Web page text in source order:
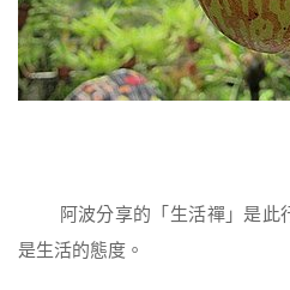
阿波分享的「生活禪」是此
是生活的態度。